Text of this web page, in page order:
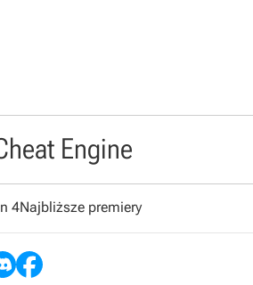
Engine
4Najbliższe premiery